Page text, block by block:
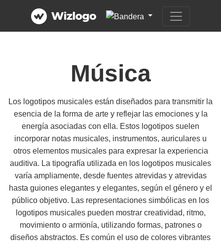
Música
Los logotipos musicales están diseñados para transmitir la
esencia de la forma de arte y reflejar las emociones y la
energía asociadas con ella. Estos logotipos suelen
incorporar notas musicales, instrumentos, auriculares u
otros elementos musicales para expresar la experiencia
auditiva. La tipografía utilizada en los logotipos musicales
varía ampliamente, desde fuentes atrevidas y atrevidas
hasta guiones elegantes y elegantes, según el género y el
público objetivo. Las representaciones simbólicas en los
logotipos musicales pueden mostrar creatividad, ritmo,
movimiento o armonía, utilizando formas, patrones o
diseños abstractos. Es común el uso de colores vibrantes